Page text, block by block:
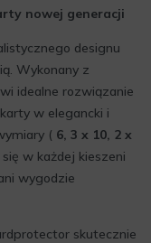
nowej generacji
designu
Wykonany z
idealne rozwiązanie
w elegancki i
( 6, 3 x 10, 2 x
w każdej kieszeni
wygodzie
skutecznie